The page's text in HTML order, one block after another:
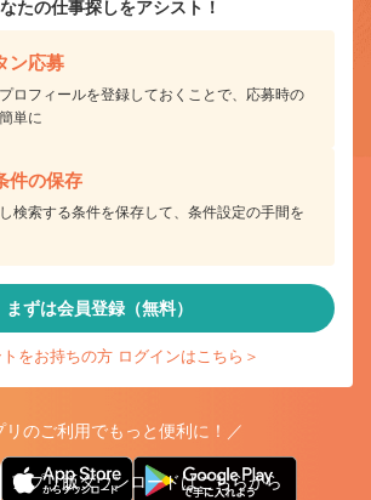
たの仕事探しをアシスト！
ン応募
ロフィールを登録しておくことで、応募時の
単に
件の保存
検索する条件を保存して、条件設定の手間を
まずは会員登録（無料）
をお持ちの方 ログインはこちら＞
リのご利用でもっと便利に！／
アプリ版ダウンロードはこちらから